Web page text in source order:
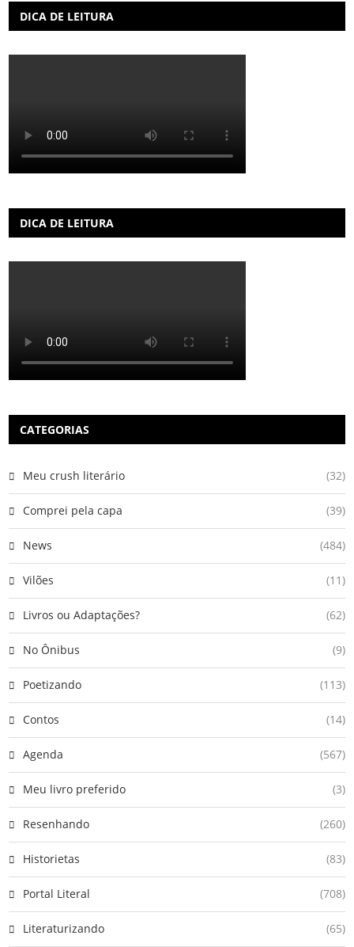
DICA DE LEITURA
DICA DE LEITURA
CATEGORIAS
Meu crush literário (32)
Comprei pela capa (39)
News (484)
Vilões (11)
Livros ou Adaptações? (62)
No Ônibus (9)
Poetizando (113)
Contos (14)
Agenda (567)
Meu livro preferido (3)
Resenhando (260)
Historietas (83)
Portal Literal (708)
Literaturizando (65)